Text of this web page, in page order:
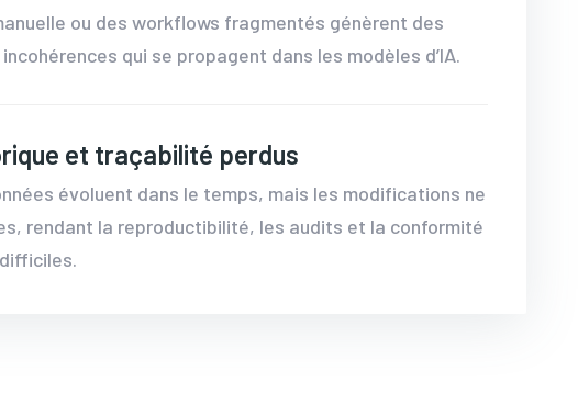
ou des workflows fragmentés génèrent des
qui se propagent dans les modèles d’IA.
et traçabilité perdus
évoluent dans le temps, mais les modifications ne
rendant la reproductibilité, les audits et la conformité